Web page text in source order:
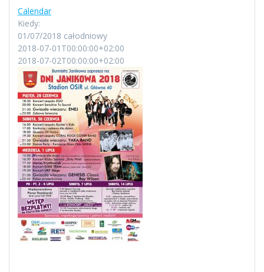
Calendar
Kiedy:
01/07/2018 całodniowy
2018-07-01T00:00:00+02:00
2018-07-02T00:00:00+02:00